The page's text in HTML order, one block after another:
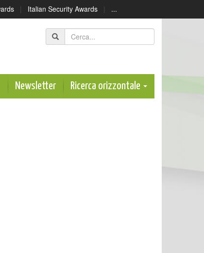
| Italian Security Awards | ...
Newsletter Ricerca orizzontale